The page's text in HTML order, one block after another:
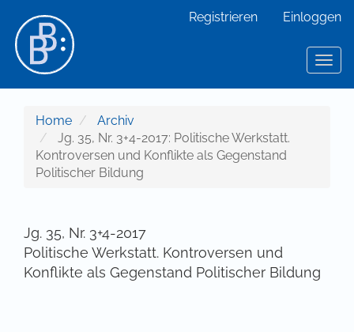
Hauptinhalt
Sidebar
Registrieren Einloggen
Home
Archiv
Jg. 35, Nr. 3+4-2017: Politische Werkstatt.
Kontroversen und Konflikte als Gegenstand
Politischer Bildung
Jg. 35, Nr. 3+4-2017
Politische Werkstatt. Kontroversen und
Konflikte als Gegenstand Politischer Bildung